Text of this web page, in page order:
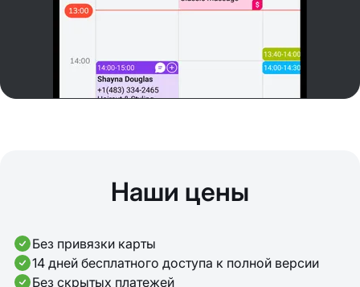
Наши цены
Без привязки карты
14 дней бесплатного доступа к полной версии
Без скрытых платежей